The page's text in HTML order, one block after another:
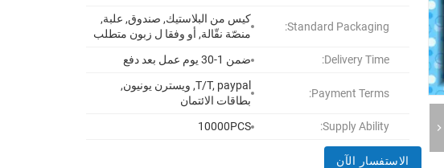
Standard Packaging:
كيس من البلاستيك, صندوق, علبة,
منصّة نقّالة, أو وفقا ل زبون متطلب
Delivery Time:
ضمن 1-30 يوم عمل بعد دفع
Payment Terms:
T/T, paypal, ويسترن يونيون,
بطاقات الائتمان
Supply Ability:
10000PCS
الاستفسار الآن